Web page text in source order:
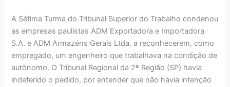
A Sétima Turma do Tribunal Superior do Trabalho condenou
as empresas paulistas ADM Exportadora e Importadora
S.A. e ADM Armazéns Gerais Ltda. a reconhecerem, como
empregado, um engenheiro que trabalhava na condição de
autônomo. O Tribunal Regional da 2ª Região (SP) havia
indeferido o pedido, por entender que não havia intenção